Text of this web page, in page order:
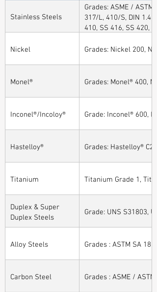
Stainless Steels
Grades: ASME /
317/L, 410/S, DIN
410, SS 416, SS 420,
Nickel
Grades: Nickel 200,
Monel® Grades: Monel® 400,
Inconel®/Incoloy® Grade: Inconel® 600,
Hastelloy® Grades: Hastelloy®
Titanium Titanium Grade 1,
Duplex & Super
Duplex Steels
Grade: UNS S31803,
Alloy Steels Grades : ASTM SA
Carbon Steel Grades : ASME /